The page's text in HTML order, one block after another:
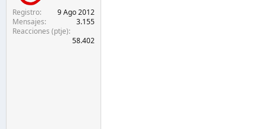
Registro
9 Ago 2012
Mensajes
3.155
Reacciones (ptje)
58.402